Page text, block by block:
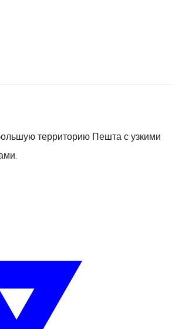
территорию Пешта с узкими